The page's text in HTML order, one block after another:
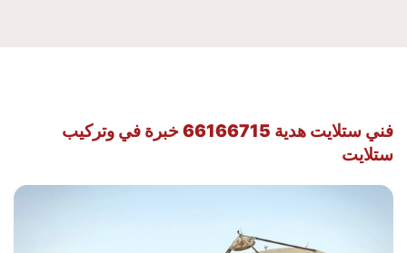
فني ستلايت هدية 66166715 خبرة في وتركيب
ستلايت